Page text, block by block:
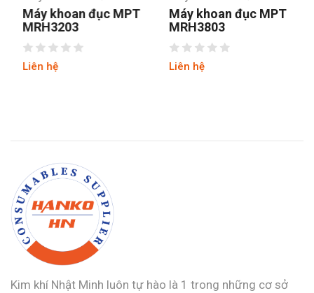
Máy khoan đục MPT
MRH3203
Liên hệ
Máy khoan đục MPT
MRH3803
Liên hệ
Kim khí Nhật Minh luôn tự hào là 1 trong những cơ sở